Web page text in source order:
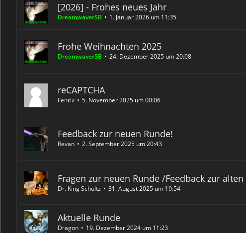
[2026] - Frohes neues Jahr
DreamwaverSB 1. Januar 2026 um 11:35
Frohe Weihnachten 2025
DreamwaverSB 24. Dezember 2025 um 20:08
reCAPTCHA
Fenrix 5. November 2025 um 00:06
Feedback zur neuen Runde!
Revan 2. September 2025 um 20:43
Fragen zur neuen Runde /Feedback zur alten
Dr. King Schultz 31. August 2025 um 19:54
Aktuelle Runde
Dragon 19. Dezember 2024 um 11:23